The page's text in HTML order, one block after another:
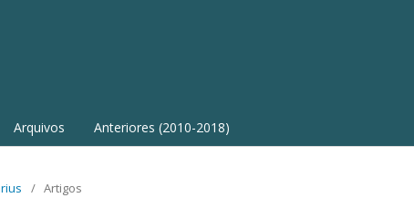
Arquivos Anteriores (2010-2018)
/ Artigos